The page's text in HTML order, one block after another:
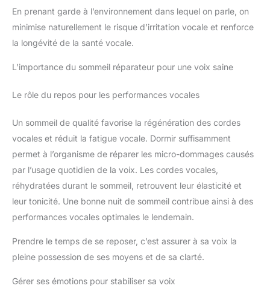
En prenant garde à l’environnement dans lequel on parle, on
minimise naturellement le risque d’irritation vocale et renforce
la longévité de la santé vocale.
L’importance du sommeil réparateur pour une voix saine
Le rôle du repos pour les performances vocales
Un sommeil de qualité favorise la régénération des cordes
vocales et réduit la fatigue vocale. Dormir suffisamment
permet à l’organisme de réparer les micro-dommages causés
par l’usage quotidien de la voix. Les cordes vocales,
réhydratées durant le sommeil, retrouvent leur élasticité et
leur tonicité. Une bonne nuit de sommeil contribue ainsi à des
performances vocales optimales le lendemain.
Prendre le temps de se reposer, c’est assurer à sa voix la
pleine possession de ses moyens et de sa clarté.
Gérer ses émotions pour stabiliser sa voix